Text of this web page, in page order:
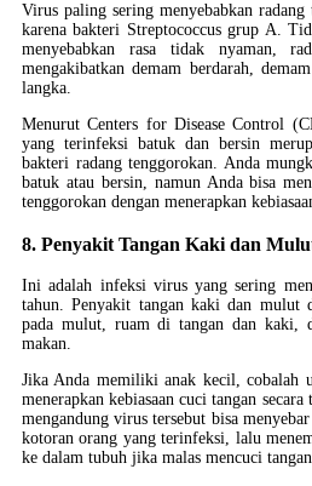
Virus paling sering menyebabkan
karena bakteri Streptococcus grup A.
menyebabkan rasa tidak nyaman,
mengakibatkan demam berdarah,
langka.
Menurut Centers for Disease Control
yang terinfeksi batuk dan bersin
bakteri radang tenggorokan. Anda
batuk atau bersin, namun Anda bisa
tenggorokan dengan menerapkan
8. Penyakit Tangan Kaki dan
Ini adalah infeksi virus yang sering
tahun. Penyakit tangan kaki dan mulut
pada mulut, ruam di tangan dan kaki,
makan.
Jika Anda memiliki anak kecil, cobalah
menerapkan kebiasaan cuci tangan
mengandung virus tersebut bisa
kotoran orang yang terinfeksi, lalu
ke dalam tubuh jika malas mencuci